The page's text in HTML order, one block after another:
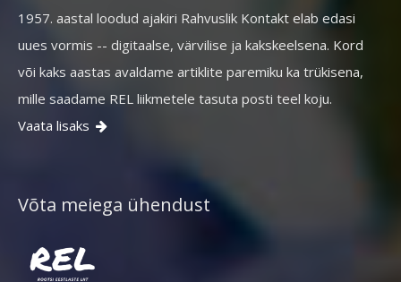
1957. aastal loodud ajakiri Rahvuslik Kontakt elab edasi
uues vormis -- digitaalse, värvilise ja kakskeelsena. Kord
või kaks aastas avaldame artiklite paremiku ka trükisena,
mille saadame REL liikmetele tasuta posti teel koju.
Vaata lisaks 
Võta meiega ühendust